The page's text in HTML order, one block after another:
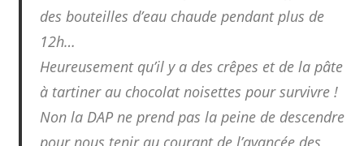
des bouteilles d’eau chaude pendant plus de
12h…
Heureusement qu’il y a des crêpes et de la pâte
à tartiner au chocolat noisettes pour survivre !
Non la DAP ne prend pas la peine de descendre
pour nous tenir au courant de l’avancée des